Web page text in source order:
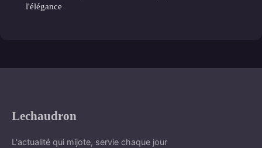
l'élégance
Lechaudron
L'actualité qui mijote, servie chaque jour